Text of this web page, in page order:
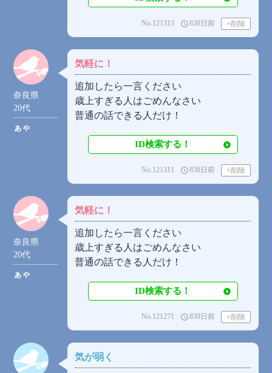
access_time838日前
No.121313
奈良県
20代
ぁゃ
気軽に！
追加したら一言ください
歳上すぎる人はごめんなさい
普通の話できる人だけ！
ID検索する！
access_time838日前
No.121311
奈良県
20代
ぁゃ
気軽に！
追加したら一言ください
歳上すぎる人はごめんなさい
普通の話できる人だけ！
ID検索する！
access_time839日前
No.121271
気が弱く